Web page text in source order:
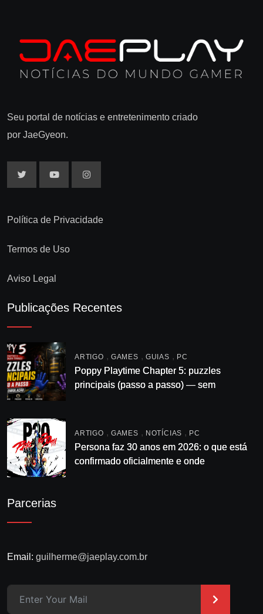
Seu portal de notícias e entretenimento criado
por JaeGyeon.
Política de Privacidade
Termos de Uso
Aviso Legal
Publicações Recentes
ARTIGO , GAMES , GUIAS , PC
Poppy Playtime Chapter 5: puzzles
principais (passo a passo) — sem
ARTIGO , GAMES , NOTÍCIAS , PC
Persona faz 30 anos em 2026: o que está
confirmado oficialmente e onde
Parcerias
Email: guilherme@jaeplay.com.br
>